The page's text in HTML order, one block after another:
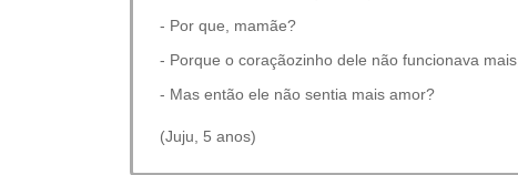
- Por que, mamãe?
- Porque o coraçãozinho dele não funcionava
- Mas então ele não sentia mais amor?
(Juju, 5 anos)